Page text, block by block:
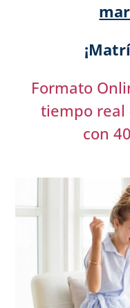
Formato
tiempo real
con